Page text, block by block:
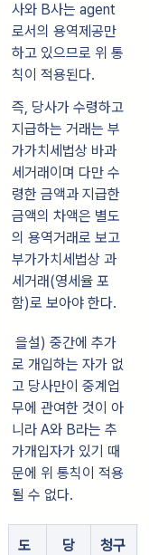
사와 B사는 agent
로서의 용역제공만
하고 있으므로 위 통
칙이 적용된다.
즉, 당사가 수령하고
지급하는 거래는 부
가가치세법상 바과
세거래이며 다만 수
령한 금액과 지급한
금액의 차액은 별도
의 용역거래로 보고
부가가치세법상 과
세거래(영세율 포
함)로 보아야 한다.
을설) 중간에 추가
로 개입하는 자가 없
고 당사만이 중계업
무에 관여한 것이 아
니라 A와 B라는 추
가개입자가 있기 때
문에 위 통칙이 적용
될 수 없다.
도
당
청구